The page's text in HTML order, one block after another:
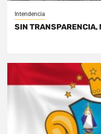
Intendencia
SIN TRANSPARENCIA,